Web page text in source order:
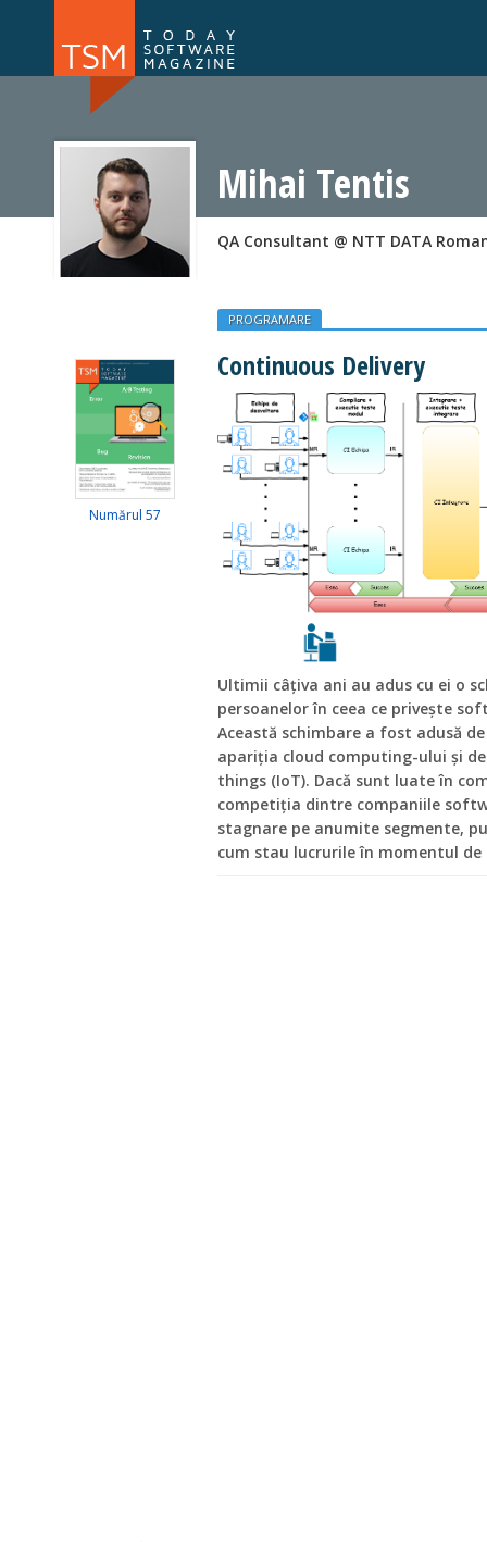
NOU
Mihai Tentis
QA Consultant @ NTT DATA
Numărul 57
PROGRAMARE
Continuous Delivery
Ultimii câţiva ani au adus cu ei o
persoanelor în ceea ce priveşte
Această schimbare a fost adusă
apariţia cloud computing-ului şi
things (IoT). Dacă sunt luate în
competiţia dintre companiile
stagnare pe anumite segmente,
cum stau lucrurile în momentul